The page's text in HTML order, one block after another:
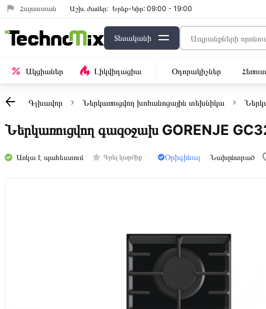
Հայաստան Աշխ․ ժամեր: Երեք-Կիր: 09:00 - 19:00
Տեսականի
Ակցիաներ Լիկվիդացիա Օդորակիչներ
Գլխավոր Ներկառուցվող խոհանոցային տեխնիկա
Ներկառուցվող գազօջախ GORENJE
Առկա է պահեստում Գրել կարծիք Օրիգինալ Նախընտրած